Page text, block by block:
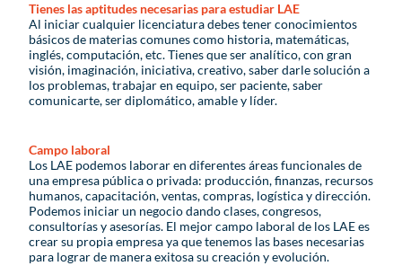
Tienes las aptitudes necesarias para estudiar LAE
Al iniciar cualquier licenciatura debes tener conocimientos
básicos de materias comunes como historia, matemáticas,
inglés, computación, etc. Tienes que ser analítico, con gran
visión, imaginación, iniciativa, creativo, saber darle solución a
los problemas, trabajar en equipo, ser paciente, saber
comunicarte, ser diplomático, amable y líder.
Campo laboral
Los LAE podemos laborar en diferentes áreas funcionales de
una empresa pública o privada: producción, finanzas, recursos
humanos, capacitación, ventas, compras, logística y dirección.
Podemos iniciar un negocio dando clases, congresos,
consultorías y asesorías. El mejor campo laboral de los LAE es
crear su propia empresa ya que tenemos las bases necesarias
para lograr de manera exitosa su creación y evolución.